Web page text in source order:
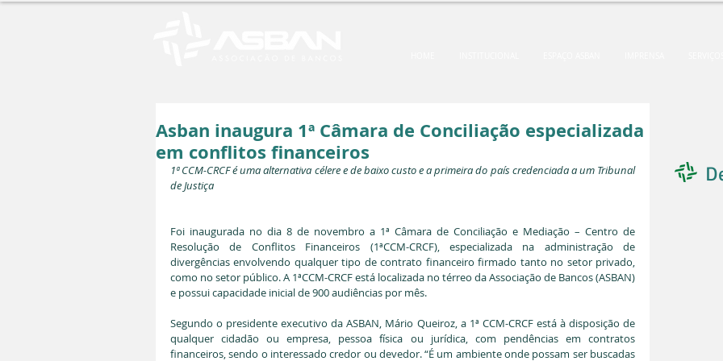
Asban inaugura 1ª Câmara de Conciliação especializada
em conflitos financeiros
1ª CCM-CRCF é uma alternativa célere e de baixo custo e a primeira do país credenciada a um Tribunal
de Justiça
Foi inaugurada no dia 8 de novembro a 1ª Câmara de Conciliação e Mediação – Centro de
Resolução de Conflitos Financeiros (1ªCCM-CRCF), especializada na administração de
divergências envolvendo qualquer tipo de contrato financeiro firmado tanto no setor privado,
como no setor público. A 1ªCCM-CRCF está localizada no térreo da Associação de Bancos (ASBAN)
e possui capacidade inicial de 900 audiências por mês.
Segundo o presidente executivo da ASBAN, Mário Queiroz, a 1ª CCM-CRCF está à disposição de
qualquer cidadão ou empresa, pessoa física ou jurídica, com pendências em contratos
financeiros, sendo o interessado credor ou devedor. “É um ambiente onde possam ser buscadas